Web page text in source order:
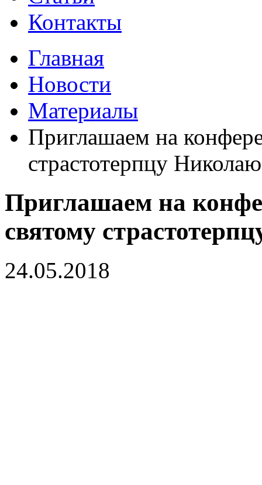
Контакты
Главная
Новости
Материалы
Приглашаем на
страстотерпцу
Приглашаем на
святому
24.05.2018